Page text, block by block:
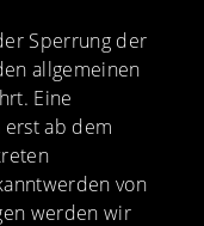
Sperrung der
allgemeinen
Eine
ab dem
von
werden wir